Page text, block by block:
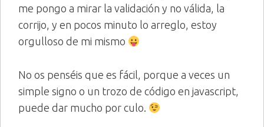
me pongo a mirar la validación y no válida, la
corrijo, y en pocos minuto lo arreglo, estoy
orgulloso de mi mismo
No os penséis que es fácil, porque a veces un
simple signo o un trozo de código en javascript,
puede dar mucho por culo.